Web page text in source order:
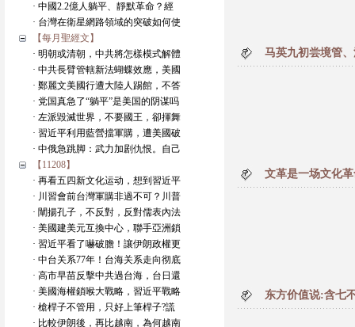
· 中國2.2億人躺平、靜默革命？經
· 台灣在衛星網路領域的突破如何使
【每月聖經文】
· 明朝或清朝，中共將怎樣模式解體
· 中共長臂管轄新法蝴蝶效應，美國
· 鄭麗文美國行遭大陸人踢館，不答
· 党国真急了“躺平”是美国的阴谋吗
· 左派毀滅世界，不要國王，卻揮舞
· 習近平利用藍營擋軍購，遭美國破
· 中俄急跳脚：武力加剧仇恨。自己
【11208】
· 再看五四新文化运动，想到習近平
· 川習會前台灣軍購非過不可？川普
· 闡揚孔子，不反對，反對儒表內法
· 美國建美元互換中心，聯手亞洲鎖
· 習近平看了嚇破膽！讓伊朗政權更
· 中台关系77年！台海关系走向彻底
· 高市早苗反擊中共過台海，台日還
· 美國海權鎖喉大戰略，習近平戰略
· 槍桿子不管用，只好上筆桿子?謊
· 比較伊朗後，再比越南，為何越南
马英九初尝境管
文革是一场文化
东方价值说:含七